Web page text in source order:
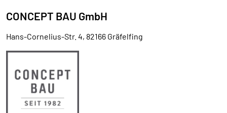
CONCEPT BAU GmbH
Hans-Cornelius-Str. 4, 82166 Gräfelfing